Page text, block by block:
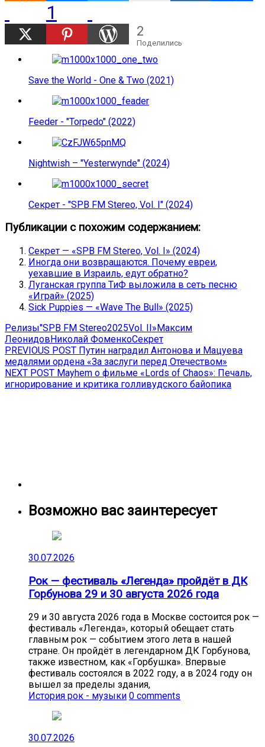
1
2
Поделились
Save the World - One & Two (2021)
Feeder - "Torpedo" (2022)
Nightwish – "Yesterwynde" (2024)
Секрет - "SPB FM Stereo, Vol. I" (2024)
Публикации с похожим содержанием:
Секрет — «SPB FM Stereo, Vol. I» (2024)
Иногда они возвращаются. Почему евреи,
уехавшие в Израиль, едут обратно?
Луганская группа ТиФ выложила в сеть песню
«Играй» (2025)
Sick Puppies — «Wave The Bull» (2025)
Релизы"SPB FM Stereo2025Vol. II»Максим
ЛеонидовНиколай ФоменкоСекрет
Навигация
по
записям
PREVIOUS POST Previous
post:
Путин наградил Антонова и Мацуева
медалями ордена «За заслуги перед Отечеством»
NEXT POST Next
post:
Mayhem о фильме «Lords of Chaos»: Печаль,
игнорирование и критика голливудского байопика
Возможно вас заинтересует
30.07.2026
Рок — фестиваль «Легенда» пройдёт в ДК
Горбунова 29 и 30 августа 2026 года
29 и 30 августа 2026 года в Москве состоится рок —
фестиваль «Легенда», который обещает стать
главным рок — событием этого лета в нашей
стране. Он пройдёт в легендарном ДК Горбунова,
также известном, как «Горбушка». Впервые
фестиваль состоялся в 2022 году, а в 2024 году он
вышел за пределы здания,
История рок - музыки 0 comments
30.07.2026